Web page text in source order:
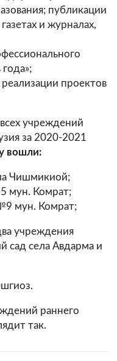
публикации
и журналах,
проектов
всех учреждений
за 2020-2021
вошли:
Чишмикиой;
мун. Комрат;
мун. Комрат;
учреждения
сад села Авдарма и
раннего
так.